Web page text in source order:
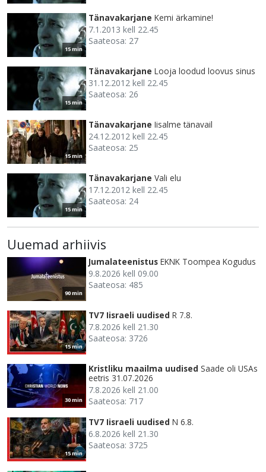
15 min
Tänavakarjane Kemi ärkamine!
7.1.2013 kell 22.45
Saateosa: 27
15 min
Tänavakarjane Looja loodud loovus sinus
31.12.2012 kell 22.45
Saateosa: 26
15 min
Tänavakarjane Iisalme tänavail
24.12.2012 kell 22.45
Saateosa: 25
15 min
Tänavakarjane Vali elu
17.12.2012 kell 22.45
Saateosa: 24
Uuemad arhiivis
90 min
Jumalateenistus EKNK Toompea Kogudus
9.8.2026 kell 09.00
Saateosa: 485
15 min
TV7 Iisraeli uudised R 7.8.
7.8.2026 kell 21.30
Saateosa: 3726
30 min
Kristliku maailma uudised Saade oli USAs
eetris 31.07.2026
7.8.2026 kell 21.00
Saateosa: 717
15 min
TV7 Iisraeli uudised N 6.8.
6.8.2026 kell 21.30
Saateosa: 3725